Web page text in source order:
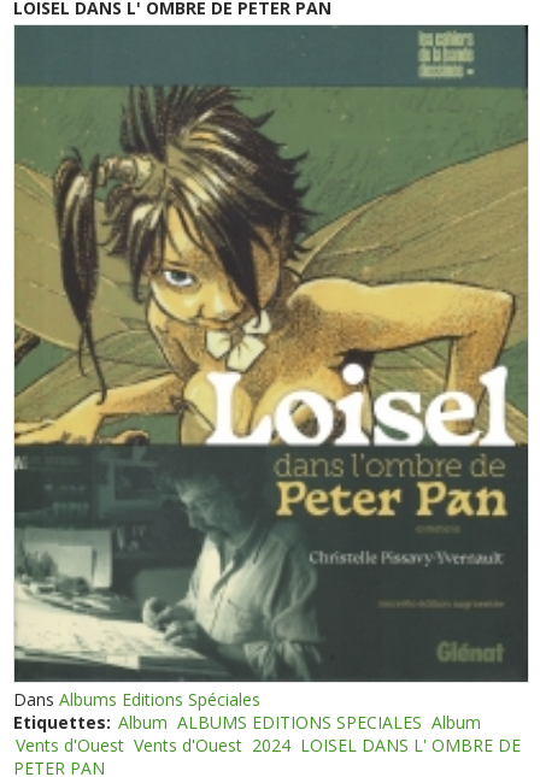
LOISEL DANS L' OMBRE DE PETER PAN
DansAlbums Editions Spéciales
Etiquettes: Album ALBUMS EDITIONS SPECIALES Album
Vents d'Ouest Vents d'Ouest 2024 LOISEL DANS L' OMBRE DE
PETER PAN